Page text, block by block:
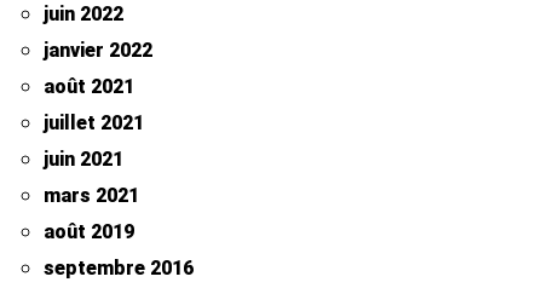
juin 2022
janvier 2022
août 2021
juillet 2021
juin 2021
mars 2021
août 2019
septembre 2016